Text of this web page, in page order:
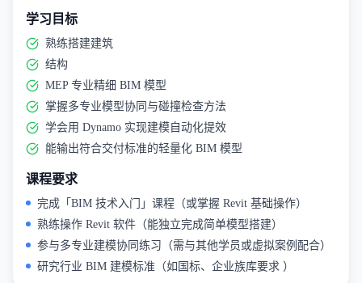
学习目标
熟练搭建建筑
结构
MEP 专业精细 BIM 模型
掌握多专业模型协同与碰撞检查方法
学会用 Dynamo 实现建模自动化提效
能输出符合交付标准的轻量化 BIM 模型
课程要求
完成「BIM 技术入门」课程（或掌握 Revit 基础操作）
熟练操作 Revit 软件（能独立完成简单模型搭建）
参与多专业建模协同练习（需与其他学员或虚拟案例配合）
研究行业 BIM 建模标准（如国标、企业族库要求 ）